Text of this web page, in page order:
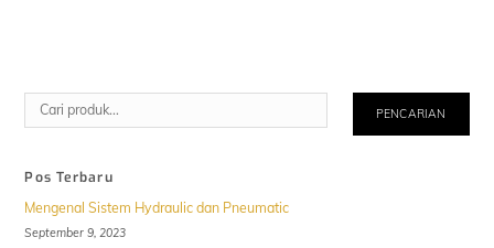
Cari
PENCARIAN
Pos Terbaru
Mengenal Sistem Hydraulic dan Pneumatic
September 9, 2023